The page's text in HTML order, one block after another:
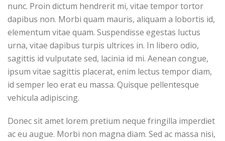
nunc. Proin dictum hendrerit mi, vitae tempor tortor
dapibus non. Morbi quam mauris, aliquam a lobortis id,
elementum vitae quam. Suspendisse egestas luctus
urna, vitae dapibus turpis ultrices in. In libero odio,
sagittis id vulputate sed, lacinia id mi. Aenean congue,
ipsum vitae sagittis placerat, enim lectus tempor diam,
id semper leo erat eu massa. Quisque pellentesque
vehicula adipiscing.
Donec sit amet lorem pretium neque fringilla imperdiet
ac eu augue. Morbi non magna diam. Sed ac massa nisi,